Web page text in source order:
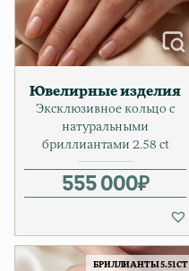
Ювелирные изделия
Эксклюзивное кольцо с
натуральными
бриллиантами 2.58 ct
555 000₽
БРИЛЛИАНТЫ 5.51 CT